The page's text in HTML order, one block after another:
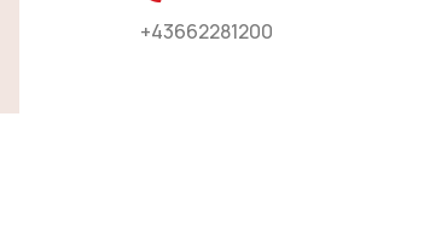
+43662281200